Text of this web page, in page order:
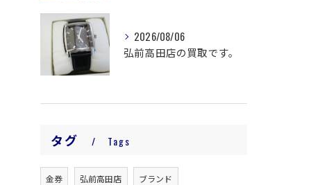
2026/08/06
弘前高田店の買取です。
タグ Tags
金券 弘前高田店 ブランド